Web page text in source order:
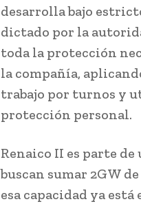
desarrolla bajo
dictado por la
toda la protección
la compañía,
trabajo por turnos y
protección personal.
Renaico II es parte
buscan sumar 2GW
esa capacidad ya